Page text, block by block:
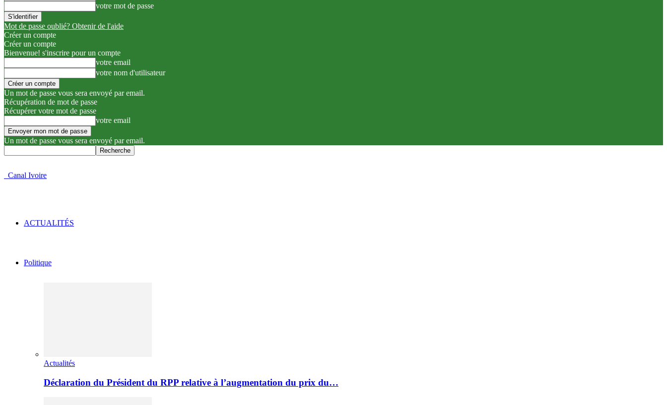
votre mot de passe
Mot de passe oublié? Obtenir de l'aide
Créer un compte
Créer un compte
Bienvenue! s'inscrire pour un compte
votre email
votre nom d'utilisateur
Un mot de passe vous sera envoyé par email.
Récupération de mot de passe
Récupérer votre mot de passe
votre email
Un mot de passe vous sera envoyé par email.
Canal Ivoire
ACTUALITÉS
Politique
Actualités
Déclaration du Président du RPP relative à l’augmentation du prix du…